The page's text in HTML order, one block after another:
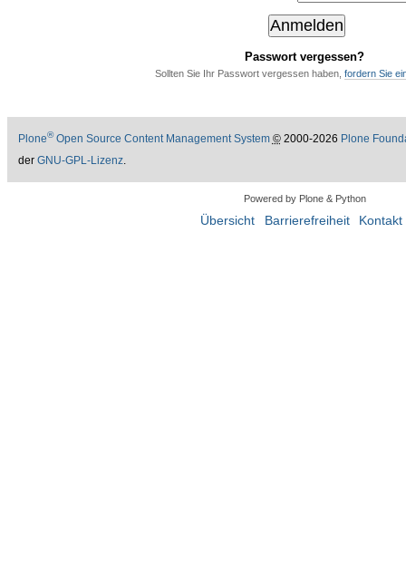
Passwort vergessen?
Sollten Sie Ihr Passwort vergessen haben, fordern Sie
Plone®Open Source Content Management System ©2000-2026 Plone
der GNU-GPL-Lizenz.
Powered by Plone & Python
Übersicht Barrierefreiheit Kontakt